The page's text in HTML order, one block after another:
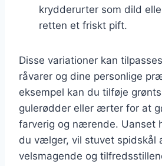
krydderurter som dild
retten et friskt pift.
Disse variationer kan
råvarer og dine personlige
eksempel kan du tilføje
gulerødder eller ærter for at
farverig og nærende. Uanset
du vælger, vil stuvet spidskål
velsmagende og